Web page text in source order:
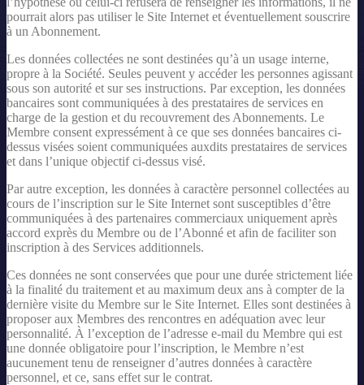
pourrait alors pas utiliser le Site Internet et éventuellement souscrire
à un Abonnement.
Les données collectées ne sont destinées qu’à un usage interne,
propre à la Société. Seules peuvent y accéder les personnes agissant
sous son autorité et sur ses instructions. Par exception, les données
bancaires sont communiquées à des prestataires de services en
charge de la gestion et du recouvrement des Abonnements. Le
Membre consent expressément à ce que ses données bancaires ci-
dessus visées soient communiquées auxdits prestataires de services
et dans l’unique objectif ci-dessus visé.
Par autre exception, les données à caractère personnel collectées au
cours de l’inscription sur le Site Internet sont susceptibles d’être
communiquées à des partenaires commerciaux uniquement après
accord exprès du Membre ou de l’Abonné et afin de faciliter son
inscription à des Services additionnels.
Ces données ne sont conservées que pour une durée strictement liée
à la finalité du traitement et au maximum deux ans à compter de la
dernière visite du Membre sur le Site Internet. Elles sont destinées à
proposer aux Membres des rencontres en adéquation avec leur
personnalité. À l’exception de l’adresse e-mail du Membre qui est
une donnée obligatoire pour l’inscription, le Membre n’est
aucunement tenu de renseigner d’autres données à caractère
personnel, et ce, sans effet sur le contrat.